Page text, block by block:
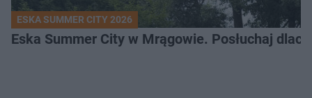
ESKA SUMMER CITY 2026
Eska Summer City w Mrągowie. Posłuchaj